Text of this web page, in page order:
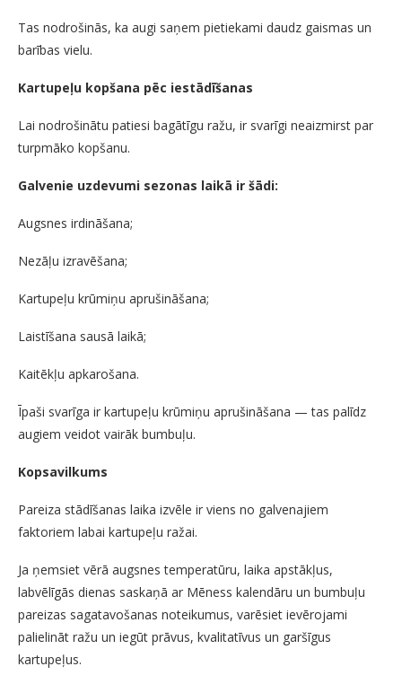
Tas nodrošinās, ka augi saņem pietiekami daudz gaismas un
barības vielu.
Kartupeļu kopšana pēc iestādīšanas
Lai nodrošinātu patiesi bagātīgu ražu, ir svarīgi neaizmirst par
turpmāko kopšanu.
Galvenie uzdevumi sezonas laikā ir šādi:
Augsnes irdināšana;
Nezāļu izravēšana;
Kartupeļu krūmiņu aprušināšana;
Laistīšana sausā laikā;
Kaitēkļu apkarošana.
Īpaši svarīga ir kartupeļu krūmiņu aprušināšana — tas palīdz
augiem veidot vairāk bumbuļu.
Kopsavilkums
Pareiza stādīšanas laika izvēle ir viens no galvenajiem
faktoriem labai kartupeļu ražai.
Ja ņemsiet vērā augsnes temperatūru, laika apstākļus,
labvēlīgās dienas saskaņā ar Mēness kalendāru un bumbuļu
pareizas sagatavošanas noteikumus, varēsiet ievērojami
palielināt ražu un iegūt prāvus, kvalitatīvus un garšīgus
kartupeļus.